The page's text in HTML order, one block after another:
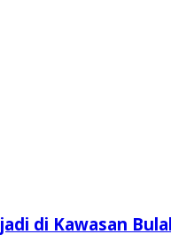
di Kawasan